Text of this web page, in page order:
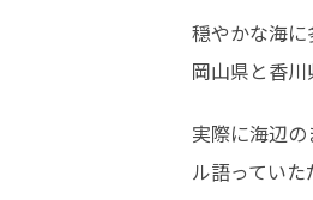
穏やかな海に
岡山県と香川
実際に海辺
ル語っていた